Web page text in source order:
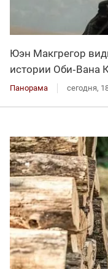
Юэн Макгрегор
истории Оби‑Вана
Панорама сегодня,